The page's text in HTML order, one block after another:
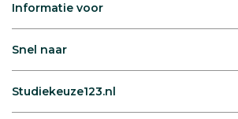
Informatie voor
Snel naar
Studiekeuze123.nl